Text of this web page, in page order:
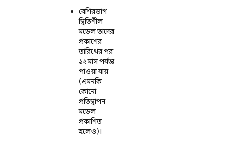
বেশিরভাগ
স্থিতিশীল
মডেল তাদের
প্রকাশের
তারিখের পর
১২ মাস পর্যন্ত
পাওয়া যায়
(এমনকি
কোনো
প্রতিস্থাপন
মডেল
প্রকাশিত
হলেও)।